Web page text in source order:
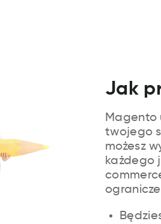
Jak
Magento
twojego
możesz
każdego